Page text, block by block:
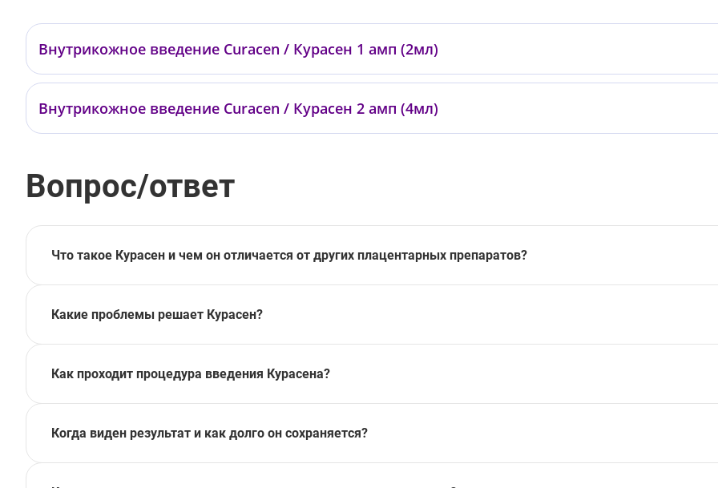
Внутрикожное введение Curacen / Курасен 1 амп (2мл)
—
Внутрикожное введение Curacen / Курасен 2 амп (4мл)
Вопрос/ответ
Что такое Курасен и чем он отличается от других плацентарных препаратов?
Какие проблемы решает Курасен?
Как проходит процедура введения Курасена?
Когда виден результат и как долго он сохраняется?